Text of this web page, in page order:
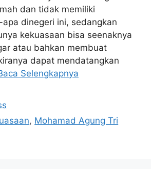
dan tidak memiliki
dinegeri ini, sedangkan
kekuasaan bisa seenaknya
atau bahkan membuat
dapat mendatangkan
Selengkapnya
, Mohamad Agung Tri